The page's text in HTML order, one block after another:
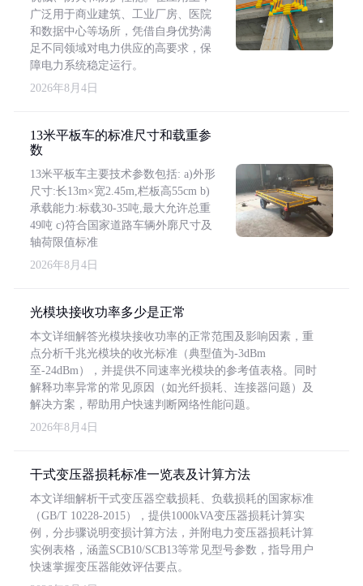
广泛用于商业建筑、工业厂房、医院
和数据中心等场所，凭借自身优势满
足不同领域对电力供应的高要求，保
障电力系统稳定运行。
2026年8月4日
13米平板车的标准尺寸和载重参
数
13米平板车主要技术参数包括: a)外形
尺寸:长13m×宽2.45m,栏板高55cm b)
承载能力:标载30-35吨,最大允许总重
49吨 c)符合国家道路车辆外廓尺寸及
轴荷限值标准
2026年8月4日
光模块接收功率多少是正常
本文详细解答光模块接收功率的正常范围及影响因素，重
点分析千兆光模块的收光标准（典型值为-3dBm
至-24dBm），并提供不同速率光模块的参考值表格。同时
解释功率异常的常见原因（如光纤损耗、连接器问题）及
解决方案，帮助用户快速判断网络性能问题。
2026年8月4日
干式变压器损耗标准一览表及计算方法
本文详细解析干式变压器空载损耗、负载损耗的国家标准
（GB/T 10228-2015），提供1000kVA变压器损耗计算实
例，分步骤说明变损计算方法，并附电力变压器损耗计算
实例表格，涵盖SCB10/SCB13等常见型号参数，指导用户
快速掌握变压器能效评估要点。